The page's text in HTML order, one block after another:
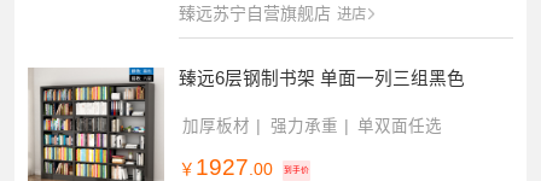
臻远苏宁自营旗舰店 进店
臻远6层钢制书架 单面一列三组黑色
加厚板材 强力承重 单双面任选
￥ 1927 .00 到手价